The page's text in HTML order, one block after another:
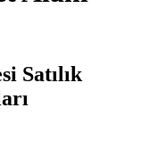
Satılık